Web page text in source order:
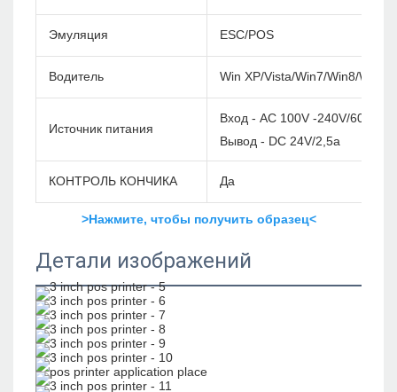
Эмуляция ESC/POS
Водитель Win XP/Vista/Win7/Win8/
Источник питания
Вход - AC 100V -240V/60 Гц
Вывод - DC 24V/2,5a
КОНТРОЛЬ КОНЧИКА Да
>Нажмите, чтобы получить образец<
Детали изображений